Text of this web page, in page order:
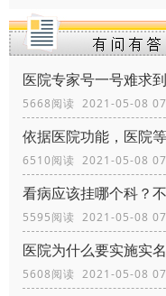
医院专家号一号难求
5668阅读 2021-05-08
依据医院功能，医院
6510阅读 2021-05-08
5595阅读 2021-05-08
医院为什么要实施实
5608阅读 2021-05-08